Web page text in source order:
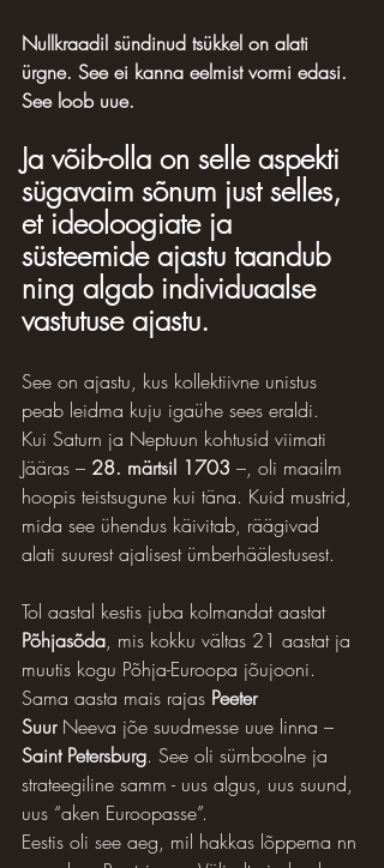
Nullkraadil sündinud tsükkel on alati
ürgne. See ei kanna eelmist vormi edasi.
See loob uue.
Ja võib-olla on selle aspekti
sügavaim sõnum just selles,
et ideoloogiate ja
süsteemide ajastu taandub
ning algab individuaalse
vastutuse ajastu.
See on ajastu, kus kollektiivne unistus
peab leidma kuju igaühe sees eraldi.
Kui Saturn ja Neptuun kohtusid viimati
Jääras – 28. märtsil 1703 –, oli maailm
hoopis teistsugune kui täna. Kuid mustrid,
mida see ühendus käivitab, räägivad
alati suurest ajalisest ümberhäälestusest.
Tol aastal kestis juba kolmandat aastat
Põhjasõda, mis kokku vältas 21 aastat ja
muutis kogu Põhja-Euroopa jõujooni.
Sama aasta mais rajas Peeter
Suur Neeva jõe suudmesse uue linna –
Saint Petersburg. See oli sümboolne ja
strateegiline samm - uus algus, uus suund,
uus “aken Euroopasse”.
Eestis oli see aeg, mil hakkas lõppema nn